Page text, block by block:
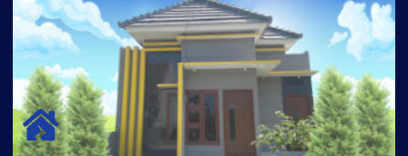
BGF HOUSE
Hunian Mewah Pusat Kota dengan fasilitas Free Desain, Dapur,
Parkir Mobil dengan 3 Kamar Tidur dan 2 Kamar Mandi.